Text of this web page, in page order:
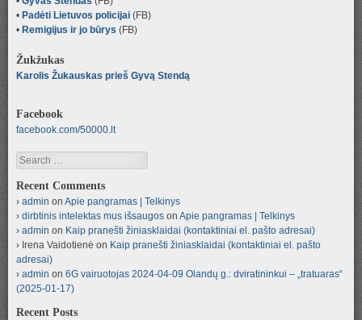
• Padėti Lietuvos policijai (FB)
• Remigijus ir jo būrys (FB)
Žukžukas
Karolis Žukauskas prieš Gyvą Stendą
Facebook
facebook.com/50000.lt
Search
Recent Comments
admin on Apie pangramas | Telkinys
dirbtinis intelektas mus išsaugos on Apie pangramas | Telkinys
admin on Kaip pranešti žiniasklaidai (kontaktiniai el. pašto adresai)
Irena Vaidotienė on Kaip pranešti žiniasklaidai (kontaktiniai el. pašto
adresai)
admin on 6G vairuotojas 2024-04-09 Olandų g.: dviratininkui – „tratuaras“
(2025-01-17)
Recent Posts